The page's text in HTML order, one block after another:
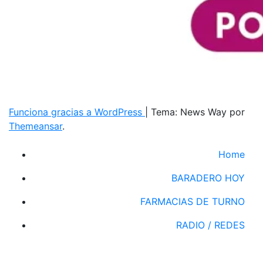
Funciona gracias a WordPress
Tema: News Way por
Themeansar.
Home
BARADERO HOY
FARMACIAS DE TURNO
RADIO / REDES